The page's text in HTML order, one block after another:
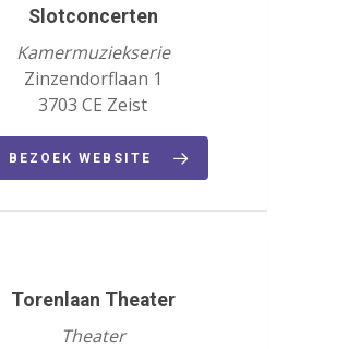
Slotconcerten
Kamermuziekserie
Zinzendorflaan 1
3703 CE Zeist
BEZOEK WEBSITE
Torenlaan Theater
Theater